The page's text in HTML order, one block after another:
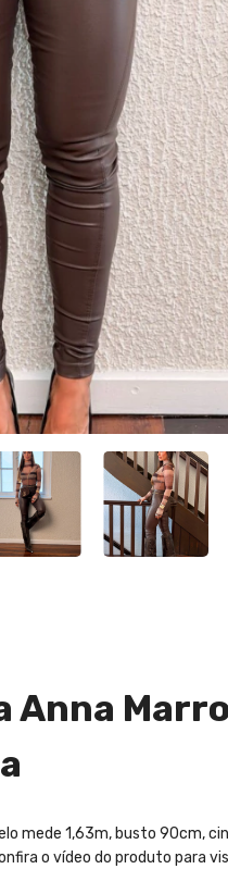
Anna
mede 1,63m, busto 90cm,
o vídeo do produto para